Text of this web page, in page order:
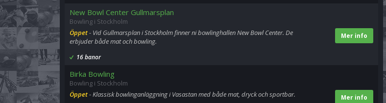
New Bowl Center Gullmarsplan
Bowling i Stockholm
Mer info
Öppet- Vid Gullmarsplan i Stockholm finner ni bowlinghallen New Bowl Center. De
erbjuder både mat och bowling.
16 banor
Birka Bowling
Bowling i Stockholm
Mer info
Öppet- Klassisk bowlinganläggning i Vasastan med både mat, dryck och sportbar.